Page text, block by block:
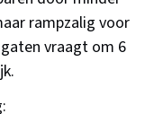
rampzalig voor
vraagt om 6